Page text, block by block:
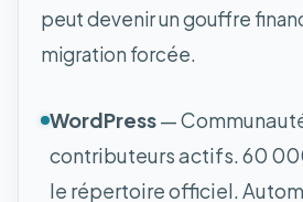
peut devenir un gouffre
migration forcée.
WordPress—
contributeurs actifs. 60
le répertoire officiel.